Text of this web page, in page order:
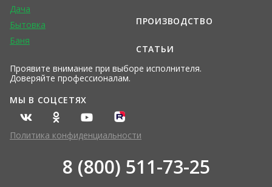
Дача
Бытовка
Баня
Проявите внимание при выборе исполнителя.
Доверяйте профессионалам.
ПРОИЗВОДСТВО
СТАТЬИ
МЫ В СОЦСЕТЯХ
Политика конфиденциальности
8 (800) 511-73-25